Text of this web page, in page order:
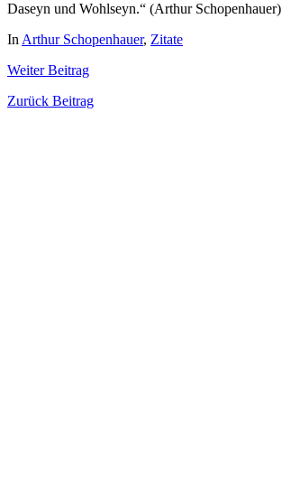
Daseyn und Wohlseyn.“ (Arthur Schopenhauer)
In Arthur Schopenhauer, Zitate
WeiterBeitrag
Zurück Beitrag